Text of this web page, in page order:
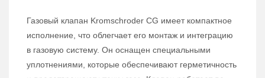
Газовый клапан Kromschroder CG имеет компактное
исполнение, что облегчает его монтаж и интеграцию
в газовую систему. Он оснащен специальными
уплотнениями, которые обеспечивают герметичность